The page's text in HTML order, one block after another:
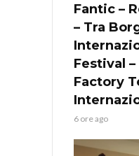
Fantic –
– Tra
Festival
Factory
6 ore ago